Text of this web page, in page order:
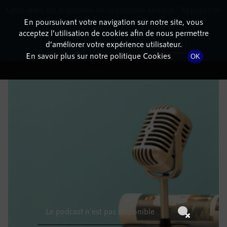
DÉTAILS DE L'ÉMISSION
En poursuivant votre navigation sur notre site, vous
acceptez l’utilisation de cookies afin de nous permettre
d’améliorer votre expérience utilisateur.
En savoir plus sur notre politique Cookies
OK
dessous pour l'installer.
Non merci Télécharger l'application
Le podcast n'est pas disponible